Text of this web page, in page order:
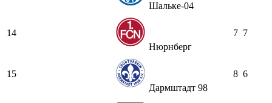
Шальке-04
14
Нюрнберг
7 7
15
Дармштадт 98
8 6